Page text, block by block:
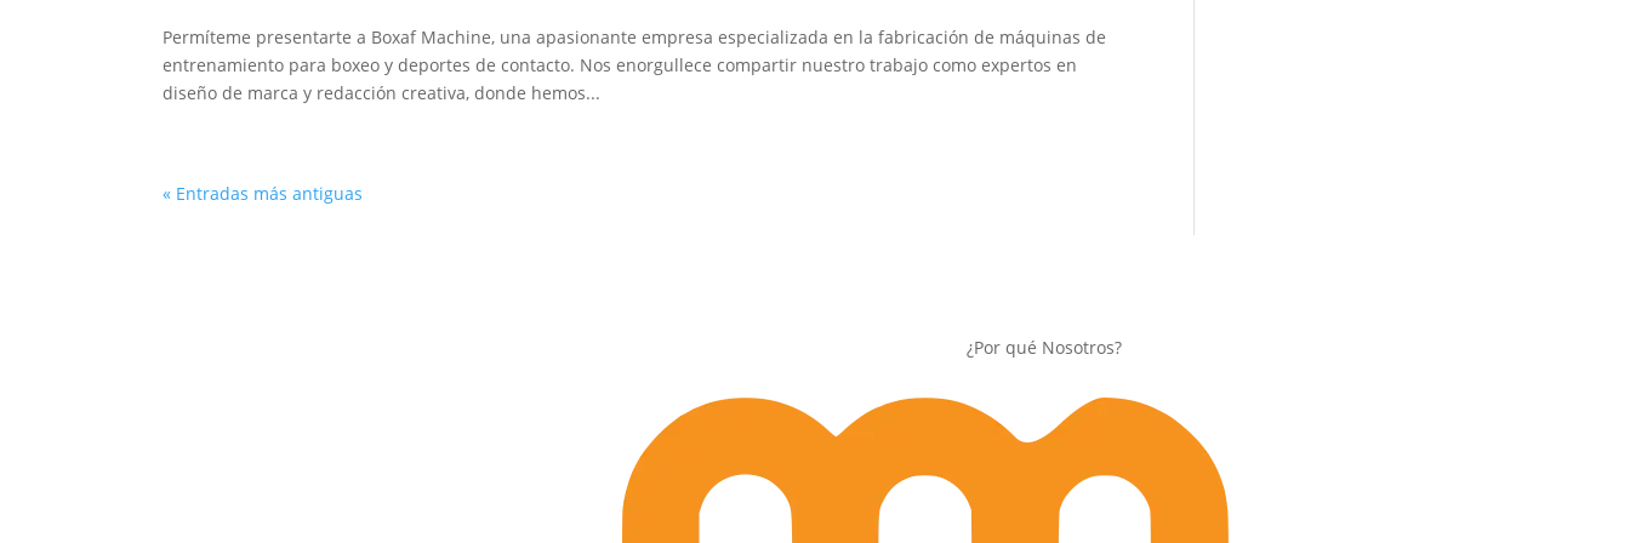
Permíteme presentarte a Boxaf Machine, una apasionante empresa especializada en la fabricación de máquinas de
entrenamiento para boxeo y deportes de contacto. Nos enorgullece compartir nuestro trabajo como expertos en
diseño de marca y redacción creativa, donde hemos...
« Entradas más antiguas
¿Por qué Nosotros?